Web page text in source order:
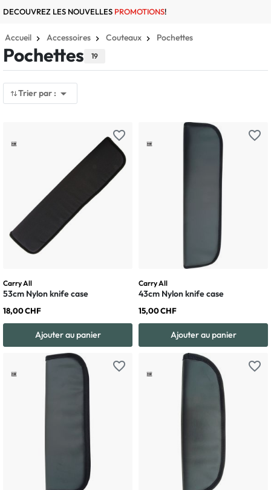
DECOUVREZ LES NOUVELLES PROMOTIONS!
Accueil Accessoires Couteaux Pochettes
Pochettes 19
Trier par : 
favorite_border
Carry All
53cm Nylon knife case
18,00 CHF
Ajouter au panier
favorite_border
Carry All
43cm Nylon knife case
15,00 CHF
Ajouter au panier
favorite_border favorite_border